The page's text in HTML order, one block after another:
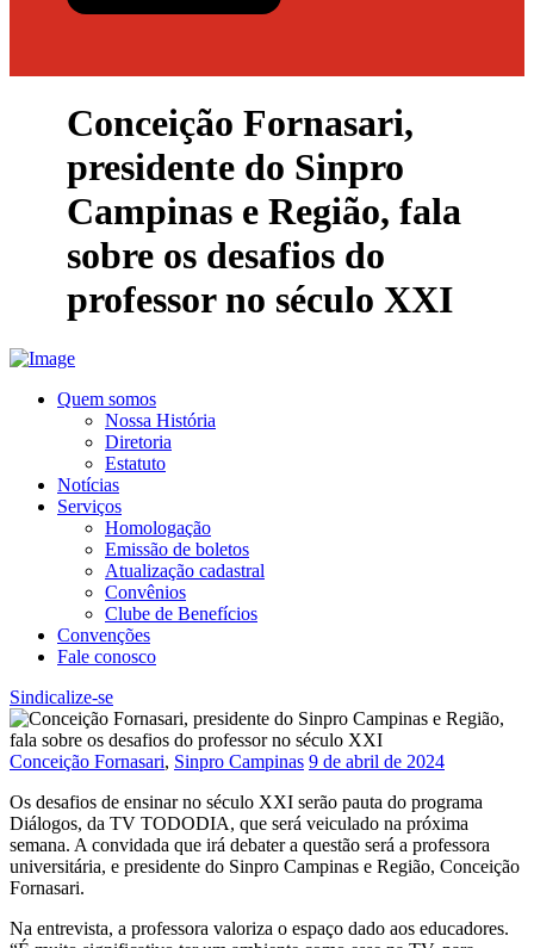
Conceição Fornasari,
presidente do Sinpro
Campinas e Região, fala
sobre os desafios do
professor no século XXI
Quem somos
Nossa História
Diretoria
Estatuto
Notícias
Serviços
Homologação
Emissão de boletos
Atualização cadastral
Convênios
Clube de Benefícios
Convenções
Fale conosco
Sindicalize-se
Conceição Fornasari, Sinpro Campinas 9 de abril de 2024
Os desafios de ensinar no século XXI serão pauta do programa
Diálogos, da TV TODODIA, que será veiculado na próxima
semana. A convidada que irá debater a questão será a professora
universitária, e presidente do Sinpro Campinas e Região, Conceição
Fornasari.
Na entrevista, a professora valoriza o espaço dado aos educadores.